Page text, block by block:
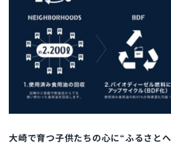
大崎で育つ子供たちの心に“ふるさと